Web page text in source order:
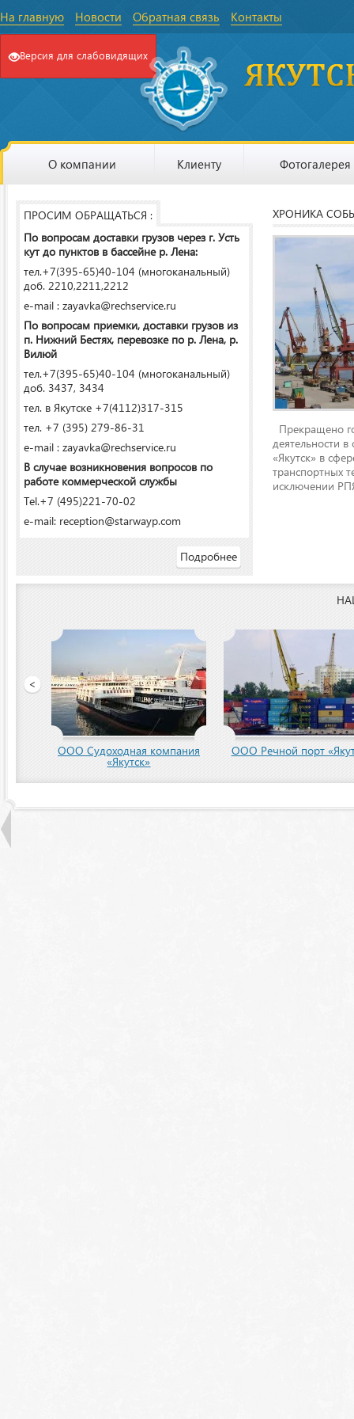
На главную Новости Обратная связь Контакты
Версия для слабовидящих
О компании Клиенту Фотогалерея
ПРОСИМ ОБРАЩАТЬСЯ :
По вопросам доставки грузов через г. Усть
кут до пунктов в бассейне р. Лена:
тел.+7(395-65)40-104 (многоканальный)
доб. 2210,2211,2212
e-mail : zayavka@rechservice.ru
По вопросам приемки, доставки грузов из
п. Нижний Бестях, перевозке по р. Лена, р.
Вилюй
тел.+7(395-65)40-104 (многоканальный)
доб. 3437, 3434
тел. в Якутске +7(4112)317-315
тел. +7 (395) 279-86-31
e-mail : zayavka@rechservice.ru
В случае возникновения вопросов по
работе коммерческой службы
Tel.+7 (495)221-70-02
e-mail: reception@starwayp.com
Подробнее
ХРОНИКА
Прекращено
деятельности
«Якутск» в
транспортных
исключении
<
ООО Судоходная компания
«Якутск»
ООО Речной порт